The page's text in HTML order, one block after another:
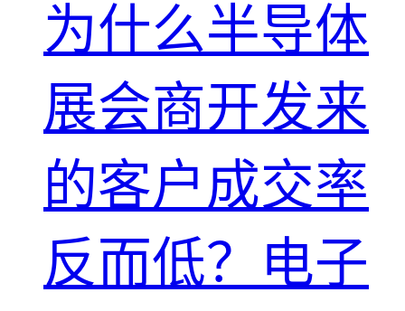
为什么半导体
展会商开发来
的客户成交率
反而低？电子